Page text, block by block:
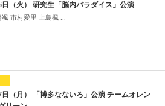
日（火） 研究生「脳内パラダイス」公演
市村愛里 上島楓 ...
日（月） 「博多なないろ」公演 チームオレン